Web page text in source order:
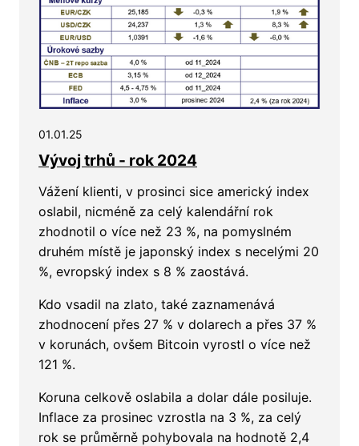
01.01.25
Vývoj trhů - rok 2024
Vážení klienti, v prosinci sice americký index
oslabil, nicméně za celý kalendářní rok
zhodnotil o více než 23 %, na pomyslném
druhém místě je japonský index s necelými 20
%, evropský index s 8 % zaostává.
Kdo vsadil na zlato, také zaznamenává
zhodnocení přes 27 % v dolarech a přes 37 %
v korunách, ovšem Bitcoin vyrostl o více než
121 %.
Koruna celkově oslabila a dolar dále posiluje.
Inflace za prosinec vzrostla na 3 %, za celý
rok se průměrně pohybovala na hodnotě 2,4